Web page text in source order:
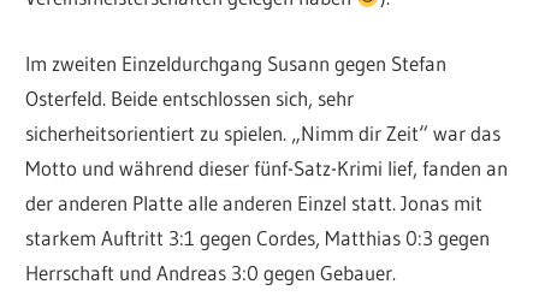
Im zweiten Einzeldurchgang Susann gegen Stefan
Osterfeld. Beide entschlossen sich, sehr
sicherheitsorientiert zu spielen. „Nimm dir Zeit“ war das
Motto und während dieser fünf-Satz-Krimi lief, fanden an
der anderen Platte alle anderen Einzel statt. Jonas mit
starkem Auftritt 3:1 gegen Cordes, Matthias 0:3 gegen
Herrschaft und Andreas 3:0 gegen Gebauer.